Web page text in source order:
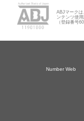
ABJマークは
ンテンツ使
（登録番号
Number Web